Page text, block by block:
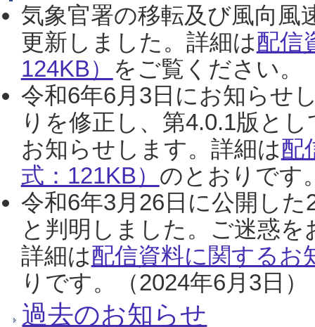
気象官署の移転及び風向風
更新しました。詳細は配信
124KB） をご覧ください。
令和6年6月3日にお知らせ
りを修正し、第4.0.1版と
お知らせします。詳細は配
式：121KB） のとおりです
令和6年3月26日に公開し
と判明しました。ご迷惑
詳細は配信資料に関するお
りです。（2024年6月3日）
過去のお知らせ